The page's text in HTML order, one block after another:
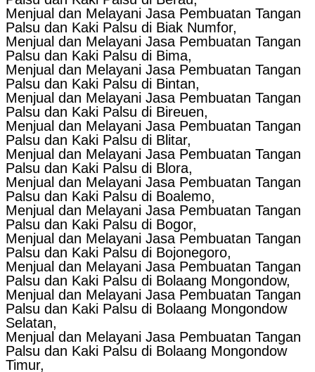
Menjual dan Melayani Jasa Pembuatan Tangan
Palsu dan Kaki Palsu di Biak Numfor,
Menjual dan Melayani Jasa Pembuatan Tangan
Palsu dan Kaki Palsu di Bima,
Menjual dan Melayani Jasa Pembuatan Tangan
Palsu dan Kaki Palsu di Bintan,
Menjual dan Melayani Jasa Pembuatan Tangan
Palsu dan Kaki Palsu di Bireuen,
Menjual dan Melayani Jasa Pembuatan Tangan
Palsu dan Kaki Palsu di Blitar,
Menjual dan Melayani Jasa Pembuatan Tangan
Palsu dan Kaki Palsu di Blora,
Menjual dan Melayani Jasa Pembuatan Tangan
Palsu dan Kaki Palsu di Boalemo,
Menjual dan Melayani Jasa Pembuatan Tangan
Palsu dan Kaki Palsu di Bogor,
Menjual dan Melayani Jasa Pembuatan Tangan
Palsu dan Kaki Palsu di Bojonegoro,
Menjual dan Melayani Jasa Pembuatan Tangan
Palsu dan Kaki Palsu di Bolaang Mongondow,
Menjual dan Melayani Jasa Pembuatan Tangan
Palsu dan Kaki Palsu di Bolaang Mongondow
Selatan,
Menjual dan Melayani Jasa Pembuatan Tangan
Palsu dan Kaki Palsu di Bolaang Mongondow
Timur,